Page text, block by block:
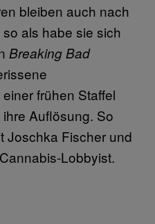
bleiben auch nach
als habe sie sich
Breaking Bad
frühen Staffel
Auflösung. So
Joschka Fischer und
Lobbyist.